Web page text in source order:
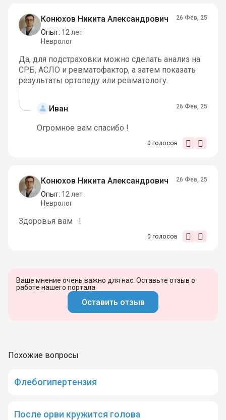
Конюхов Никита Александрович
Опыт: 12 лет
Невролог
26 Фев, 25
Да, для подстраховки можно сделать анализ на
СРБ, АСЛО и ревматофактор, а затем показать
результаты ортопеду или ревматологу.
Иван 26 Фев, 25
Огромное вам спасибо !
0 голосов
Конюхов Никита Александрович
Опыт: 12 лет
Невролог
26 Фев, 25
Здоровья вам !
0 голосов
Ваше мнение очень важно для нас. Оставьте отзыв о
работе нашего портала
Оставить отзыв
Похожие вопросы
Флебогипертензия
После орви кружится голова